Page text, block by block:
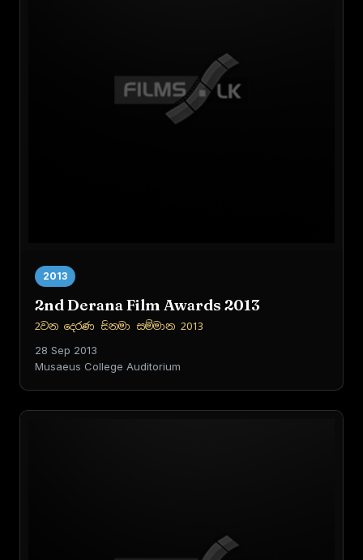
2013
2nd Derana Film Awards 2013
2වන දෙරණ සිනමා සම්මාන 2013
28 Sep 2013
Musaeus College Auditorium